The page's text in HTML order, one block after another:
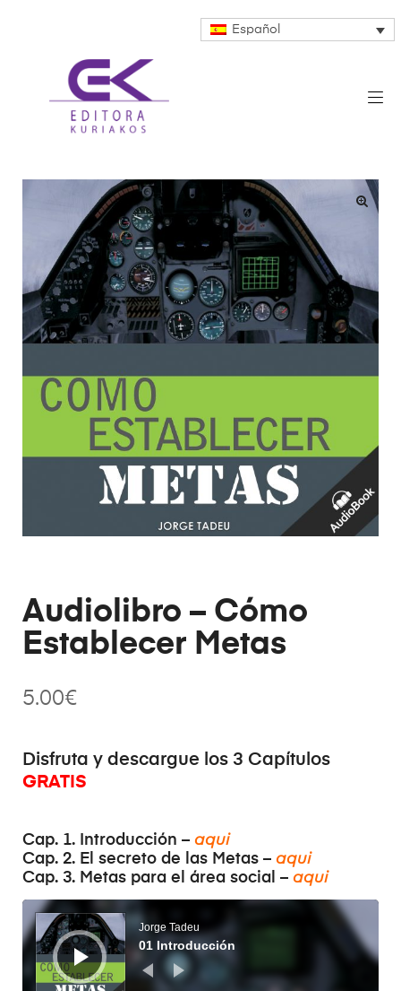
Español
Audiolibro – Cómo
Establecer Metas
5.00€
Disfruta y descargue los 3 Capítulos
GRATIS
Cap. 1. Introducción – aqui
Cap. 2. El secreto de las Metas – aqui
Cap. 3. Metas para el área social – aqui
Reproductor
de
audio
Jorge Tadeu
01 Introducción